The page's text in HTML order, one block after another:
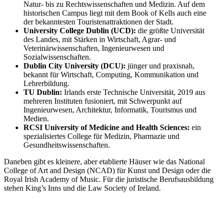
Natur- bis zu Rechtswissenschaften und Medizin. Auf dem
historischen Campus liegt mit dem Book of Kells auch eine
der bekanntesten Touristenattraktionen der Stadt.
University College Dublin (UCD): die größte Universität
des Landes, mit Stärken in Wirtschaft, Agrar- und
Veterinärwissenschaften, Ingenieurwesen und
Sozialwissenschaften.
Dublin City University (DCU): jünger und praxisnah,
bekannt für Wirtschaft, Computing, Kommunikation und
Lehrerbildung.
TU Dublin: Irlands erste Technische Universität, 2019 aus
mehreren Instituten fusioniert, mit Schwerpunkt auf
Ingenieurwesen, Architektur, Informatik, Tourismus und
Medien.
RCSI University of Medicine and Health Sciences: ein
spezialisiertes College für Medizin, Pharmazie und
Gesundheitswissenschaften.
Daneben gibt es kleinere, aber etablierte Häuser wie das National
College of Art and Design (NCAD) für Kunst und Design oder die
Royal Irish Academy of Music. Für die juristische Berufsausbildung
stehen King’s Inns und die Law Society of Ireland.